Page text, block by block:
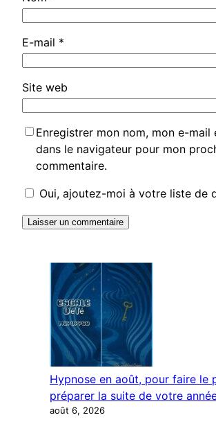
E-mail *
Site web
Enregistrer mon nom, mon e-mail
dans le navigateur pour mon
commentaire.
Oui, ajoutez-moi à votre liste de
Hypnose en août, pour faire le
préparer la suite de votre
août 6, 2026